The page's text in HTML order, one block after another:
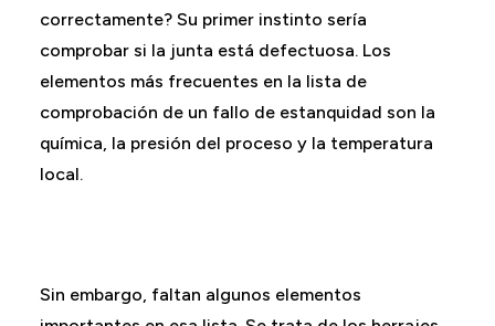
correctamente? Su primer instinto sería
comprobar si la junta está defectuosa. Los
elementos más frecuentes en la lista de
comprobación de un fallo de estanquidad son la
química, la presión del proceso y la temperatura
local.
Sin embargo, faltan algunos elementos